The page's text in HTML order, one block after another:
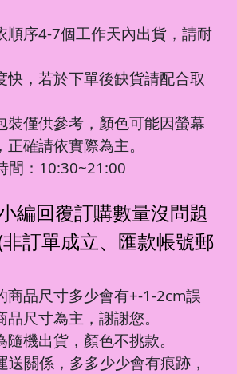
順序4-7個工作天內出貨，請耐
快，若於下單後缺貨請配合取
裝僅供參考，顏色可能因螢幕
確請依實際為主。
間：10:30~21:00
編回覆訂購數量沒問題
訂單成立、匯款帳號郵
商品尺寸多少會有+-1-2cm誤
尺寸為主，謝謝您。
隨機出貨，顏色不挑款。
送關係，多多少少會有痕跡，